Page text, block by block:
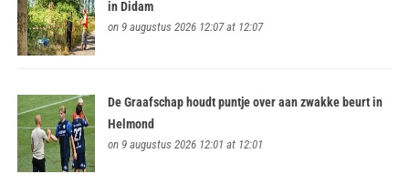
in Didam
on 9 augustus 2026 12:07 at 12:07
De Graafschap houdt puntje over aan zwakke beurt in
Helmond
on 9 augustus 2026 12:01 at 12:01